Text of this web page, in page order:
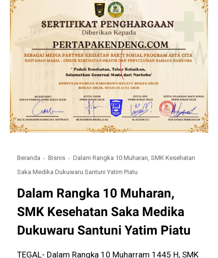
Beranda Bisnis
Dalam Rangka 10 Muharan, SMK Kesehatan
Saka Medika Dukuwaru Santuni Yatim Piatu
Dalam Rangka 10 Muharan,
SMK Kesehatan Saka Medika
Dukuwaru Santuni Yatim Piatu
TEGAL- Dalam Rangka 10 Muharram 1445 H, SMK